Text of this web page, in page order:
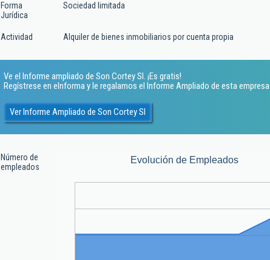
Forma
Jurídica
Sociedad limitada
Actividad Alquiler de bienes inmobiliarios por cuenta propia
Ve el Informe ampliado de Son Cortey Sl. ¡Es gratis!
Regístrese en eInforma y le regalamos el Informe Ampliado de esta empresa
Ver Informe Ampliado de Son Cortey Sl
Número de
empleados
Evolución de Empleados